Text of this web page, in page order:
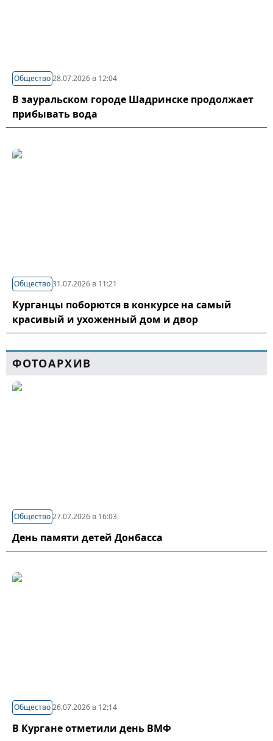
Общество28.07.2026 в 12:04
В зауральском городе Шадринске продолжает
прибывать вода
Общество31.07.2026 в 11:21
Курганцы поборются в конкурсе на самый
красивый и ухоженный дом и двор
ФОТОАРХИВ
Общество27.07.2026 в 16:03
День памяти детей Донбасса
Общество26.07.2026 в 12:14
В Кургане отметили день ВМФ